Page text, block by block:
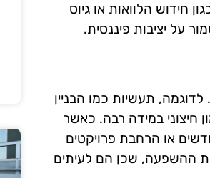
חידוש הלוואות או גיוס
על יציבות פיננסית.
תעשיות כמו הבניין
חיצוני במידה רבה. כאשר
או הרחבת פרויקטים
את ההשפעה, שכן הם לעיתים